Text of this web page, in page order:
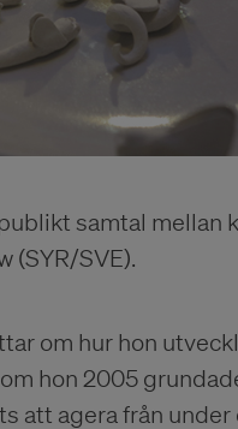
samtal mellan
(SYR/SVE).
om hur hon
hon 2005
att agera från